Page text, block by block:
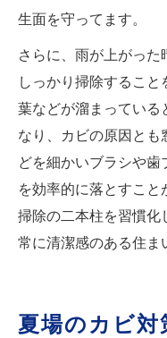
生面を守ってます。
さらに、雨が上がっ
しっかり掃除するこ
葉などが溜まっている
なり、カビの原因とも
どを細かいブラシや
を効率的に落とすこ
掃除の二本柱を習慣化
常に清潔感のある住ま
夏場のカビ対